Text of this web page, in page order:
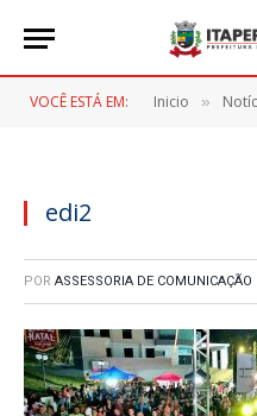
VOCÊ ESTÁ EM: Inicio »
edi2
POR ASSESSORIA DE COMUNICAÇÃO